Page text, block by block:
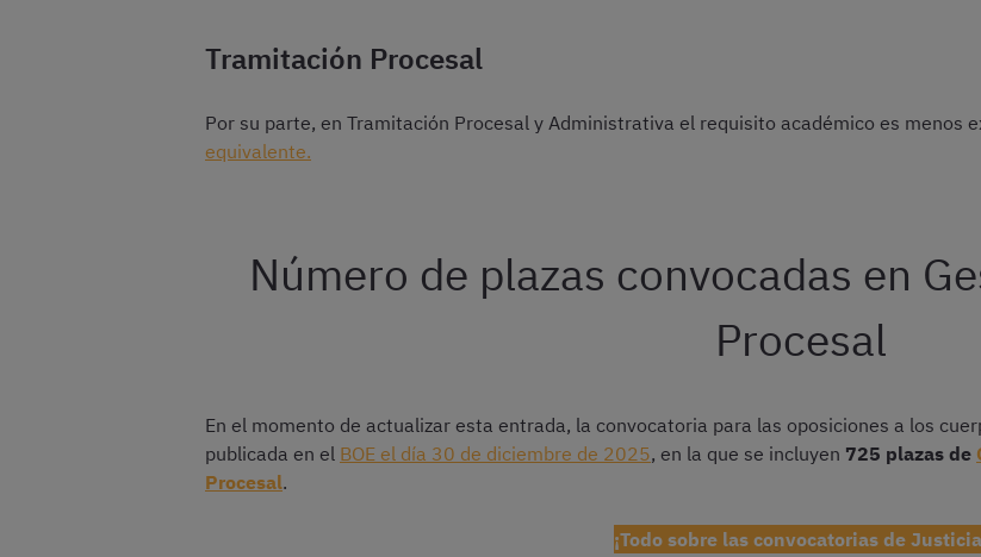
Tramitación Procesal
Por su parte, en Tramitación Procesal y Administrativa el requisito académico es menos
equivalente.
Número de plazas convocadas en
Procesal
En el momento de actualizar esta entrada, la convocatoria para las oposiciones a los
publicada en el BOE el día 30 de diciembre de 2025, en la que se incluyen 725 plazas de
Procesal.
¡Todo sobre las convocatorias de